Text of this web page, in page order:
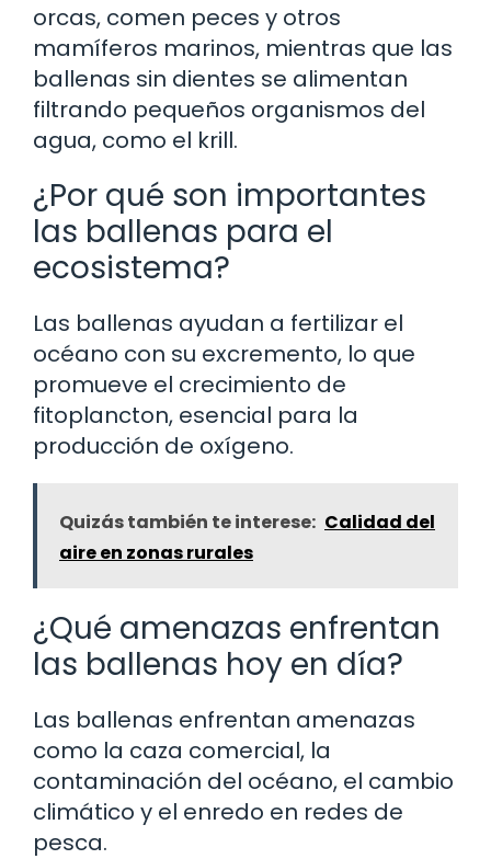
orcas, comen peces y otros
mamíferos marinos, mientras que las
ballenas sin dientes se alimentan
filtrando pequeños organismos del
agua, como el krill.
¿Por qué son importantes
las ballenas para el
ecosistema?
Las ballenas ayudan a fertilizar el
océano con su excremento, lo que
promueve el crecimiento de
fitoplancton, esencial para la
producción de oxígeno.
Quizás también te interese: Calidad del
aire en zonas rurales
¿Qué amenazas enfrentan
las ballenas hoy en día?
Las ballenas enfrentan amenazas
como la caza comercial, la
contaminación del océano, el cambio
climático y el enredo en redes de
pesca.